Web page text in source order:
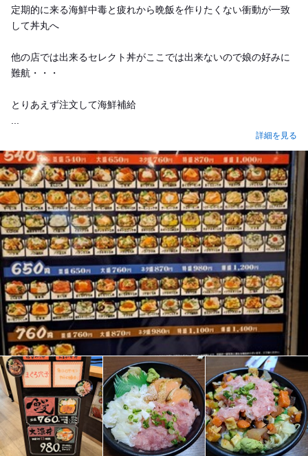
定期的に来る海鮮中毒と疲れから晩飯を作りたくない衝動が一致
して丼丸へ
他の店では出来るセレクト丼がここでは出来ないので娘の好みに
難航・・・
とりあえず注文して海鮮補給
詳細を見る